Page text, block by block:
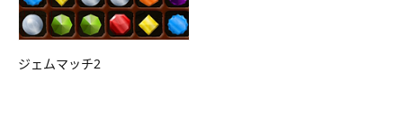
ジェムマッチ2